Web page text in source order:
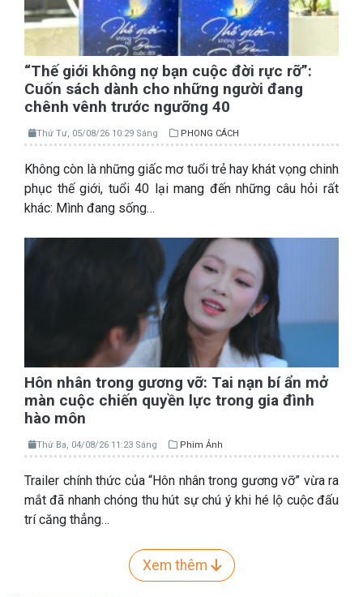
“Thế giới không nợ bạn cuộc đời rực rỡ”:
Cuốn sách dành cho những người đang
chênh vênh trước ngưỡng 40
Thứ Tư, 05/08/26 10:29 Sáng PHONG CÁCH
Không còn là những giấc mơ tuổi trẻ hay khát vọng chinh
phục thế giới, tuổi 40 lại mang đến những câu hỏi rất
khác: Mình đang sống…
Hôn nhân trong gương vỡ: Tai nạn bí ẩn mở
màn cuộc chiến quyền lực trong gia đình
hào môn
Thứ Ba, 04/08/26 11:23 Sáng Phim Ảnh
Trailer chính thức của “Hôn nhân trong gương vỡ” vừa ra
mắt đã nhanh chóng thu hút sự chú ý khi hé lộ cuộc đấu
trí căng thẳng…
Xem thêm